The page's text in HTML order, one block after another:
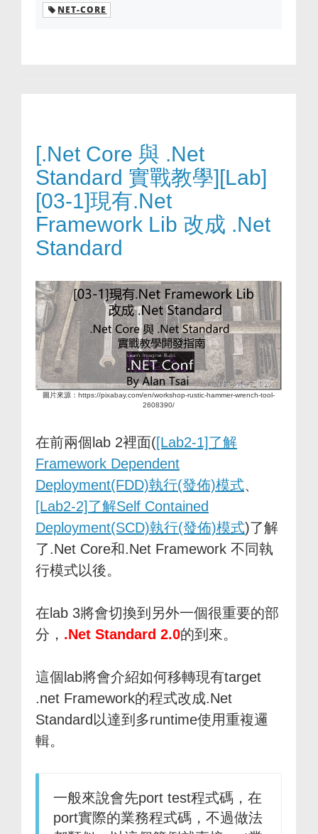
NET-CORE
[.Net Core 與 .Net
Standard 實戰教學][Lab]
[03-1]現有.Net
Framework Lib 改成 .Net
Standard
圖片來源：https://pixabay.com/en/workshop-rustic-hammer-wrench-tool-
2608390/
在前兩個lab 2裡面([Lab2-1]了解
Framework Dependent
Deployment(FDD)執行(發佈)模式、
[Lab2-2]了解Self Contained
Deployment(SCD)執行(發佈)模式)了解
了.Net Core和.Net Framework 不同執
行模式以後。
在lab 3將會切換到另外一個很重要的部
分， .Net Standard 2.0的到來。
這個lab將會介紹如何移轉現有target
.net Framework的程式改成.Net
Standard以達到多runtime使用重複邏
輯。
一般來說會先port test程式碼，在
port實際的業務程式碼，不過做法